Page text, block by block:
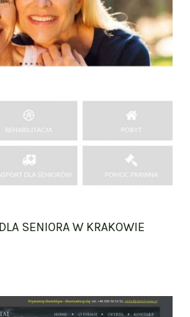
SENIORA W KRAKOWIE